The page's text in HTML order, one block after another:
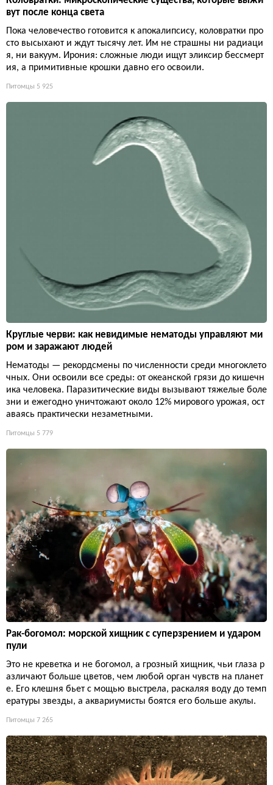
вут после конца света
Пока человечество готовится к апокалипсису, коловратки про
сто высыхают и ждут тысячу лет. Им не страшны ни радиаци
я, ни вакуум. Ирония: сложные люди ищут эликсир бессмерт
ия, а примитивные крошки давно его освоили.
Питомцы 5 925
Круглые черви: как невидимые нематоды управляют ми
ром и заражают людей
Нематоды — рекордсмены по численности среди многоклето
чных. Они освоили все среды: от океанской грязи до кишечн
ика человека. Паразитические виды вызывают тяжелые боле
зни и ежегодно уничтожают около 12% мирового урожая, ост
аваясь практически незаметными.
Питомцы 5 779
Рак-богомол: морской хищник с суперзрением и ударом
пули
Это не креветка и не богомол, а грозный хищник, чьи глаза р
азличают больше цветов, чем любой орган чувств на планет
е. Его клешня бьет с мощью выстрела, раскаляя воду до темп
ературы звезды, а аквариумисты боятся его больше акулы.
Питомцы 7 265